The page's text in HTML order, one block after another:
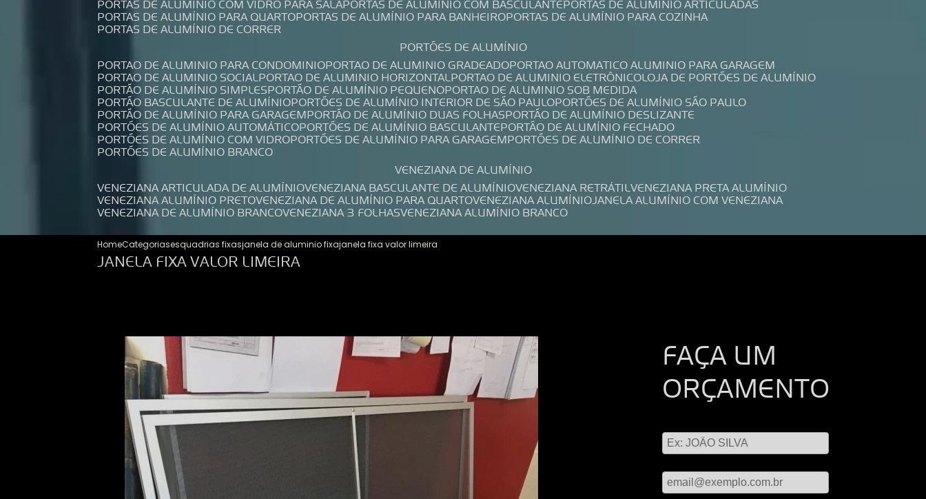
PORTAS DE ALUMÍNIO COM VIDRO PARA SALA PORTAS DE ALUMÍNIO COM BASCULANTE PORTAS DE ALUMÍNIO ARTICULADAS
PORTAS DE ALUMÍNIO PARA QUARTO PORTAS DE ALUMÍNIO PARA BANHEIRO PORTAS DE ALUMÍNIO PARA COZINHA
PORTAS DE ALUMÍNIO DE CORRER
PORTÕES DE ALUMÍNIO
PORTAO DE ALUMINIO PARA CONDOMINIO PORTAO DE ALUMINIO GRADEADO PORTAO AUTOMATICO ALUMINIO PARA GARAGEM
PORTAO DE ALUMINIO SOCIAL PORTAO DE ALUMINIO HORIZONTAL PORTAO DE ALUMINIO ELETRÔNICO LOJA DE PORTÕES DE ALUMÍNIO
PORTÃO DE ALUMÍNIO SIMPLES PORTÃO DE ALUMÍNIO PEQUENO PORTAO DE ALUMINIO SOB MEDIDA
PORTÃO BASCULANTE DE ALUMÍNIO PORTÕES DE ALUMÍNIO INTERIOR DE SÃO PAULO PORTÕES DE ALUMÍNIO SÃO PAULO
PORTÃO DE ALUMÍNIO PARA GARAGEM PORTÃO DE ALUMÍNIO DUAS FOLHAS PORTÃO DE ALUMÍNIO DESLIZANTE
PORTÕES DE ALUMÍNIO AUTOMÁTICO PORTÕES DE ALUMÍNIO BASCULANTE PORTÃO DE ALUMÍNIO FECHADO
PORTÕES DE ALUMÍNIO COM VIDRO PORTÕES DE ALUMÍNIO PARA GARAGEM PORTÕES DE ALUMÍNIO DE CORRER
PORTÕES DE ALUMÍNIO BRANCO
VENEZIANA DE ALUMÍNIO
VENEZIANA ARTICULADA DE ALUMÍNIO VENEZIANA BASCULANTE DE ALUMÍNIO VENEZIANA RETRÁTIL VENEZIANA PRETA ALUMÍNIO
VENEZIANA ALUMÍNIO PRETO VENEZIANA DE ALUMÍNIO PARA QUARTO VENEZIANA ALUMÍNIO JANELA ALUMÍNIO COM VENEZIANA
VENEZIANA DE ALUMÍNIO BRANCO VENEZIANA 3 FOLHAS VENEZIANA ALUMÍNIO BRANCO
HomeCategoriasesquadrias fixasjanela de aluminio fixajanela fixa valor limeira
JANELA FIXA VALOR LIMEIRA
FAÇA UM
ORÇAMENTO